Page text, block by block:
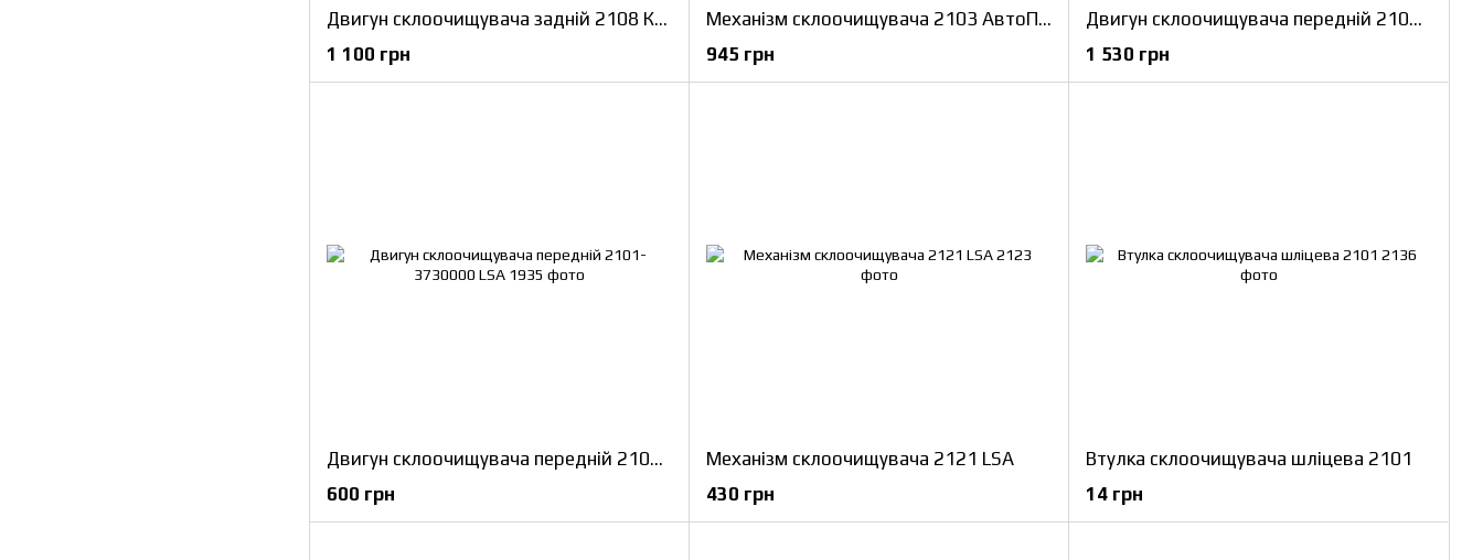
Двигун склоочищувача задній 2108 КЗАЕ
1 100 грн
Механізм склоочищувача 2103 АвтоПрибор
945 грн
Двигун склоочищувача передній 2101 КЗАЭ
1 530 грн
Двигун склоочищувача передній 2101-3730000 LSA
600 грн
Механізм склоочищувача 2121 LSA
430 грн
Втулка склоочищувача шліцева 2101
14 грн